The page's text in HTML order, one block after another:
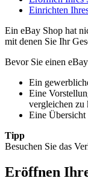
Einrichten
Ein eBay Shop hat
mit denen Sie Ihr
Bevor Sie einen
Ein
Eine
vergleichen zu
Eine Übersicht
Tipp
Besuchen Sie das
Eröffnen